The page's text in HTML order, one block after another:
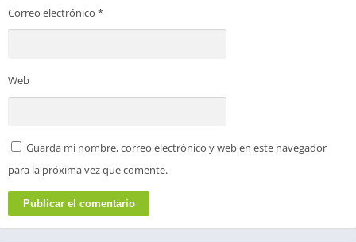
Correo electrónico *
Web
Guarda mi nombre, correo electrónico y web en este navegador
para la próxima vez que comente.